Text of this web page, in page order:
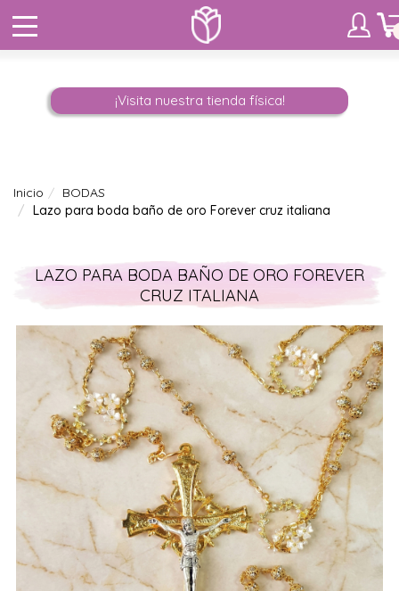
¡Visita nuestra tienda física!
Inicio
BODAS
Lazo para boda baño de oro Forever cruz italiana
LAZO PARA BODA BAÑO DE ORO FOREVER
CRUZ ITALIANA